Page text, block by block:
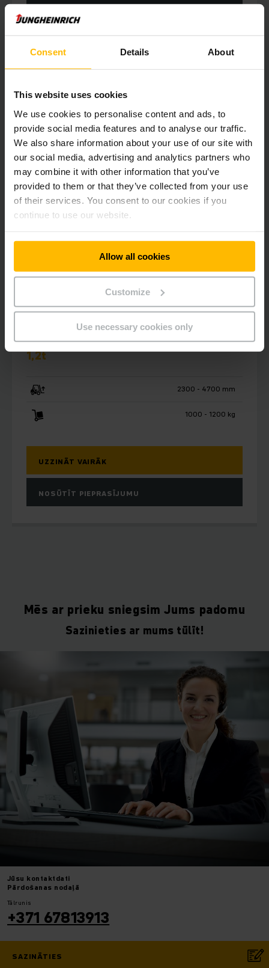
Consent Details About
This website uses cookies
We use cookies to personalise content and ads, to
provide social media features and to analyse our traffic.
We also share information about your use of our site with
our social media, advertising and analytics partners who
may combine it with other information that you’ve
provided to them or that they’ve collected from your use
of their services. You consent to our cookies if you
continue to use our website.
Allow all cookies
Customize
Use necessary cookies only
Find out more about the new generation
of our high-lift trucks
EJC 110zi/ 112zi
Elektriskais balstdakšu krautņotājs 1 -
1,2t
2300 - 4700 mm
1000 - 1200 kg
UZZINĀT VAIRĀK
NOSŪTĪT PIEPRASĪJUMU
Mēs ar prieku sniegsim Jums padomu
Sazinieties ar mums tūlīt!
Jūsu kontaktdati
Pārdošanas nodaļā
Tālrunis
+371 67813913
SAZINĀTIES